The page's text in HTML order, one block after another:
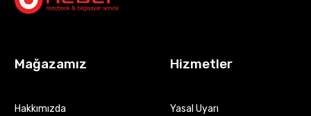
Mağazamız
Hakkımızda
Hizmetler
Yasal Uyarı